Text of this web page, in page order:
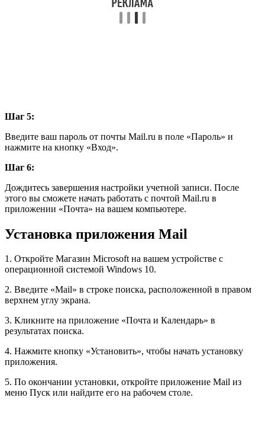
Шаг 5:
Введите ваш пароль от почты Mail.ru в поле «Пароль» и
нажмите на кнопку «Вход».
Шаг 6:
Дождитесь завершения настройки учетной записи. После
этого вы сможете начать работать с почтой Mail.ru в
приложении «Почта» на вашем компьютере.
Установка приложения Mail
1. Откройте Магазин Microsoft на вашем устройстве с
операционной системой Windows 10.
2. Введите «Mail» в строке поиска, расположенной в правом
верхнем углу экрана.
3. Кликните на приложение «Почта и Календарь» в
результатах поиска.
4. Нажмите кнопку «Установить», чтобы начать установку
приложения.
5. По окончании установки, откройте приложение Mail из
меню Пуск или найдите его на рабочем столе.